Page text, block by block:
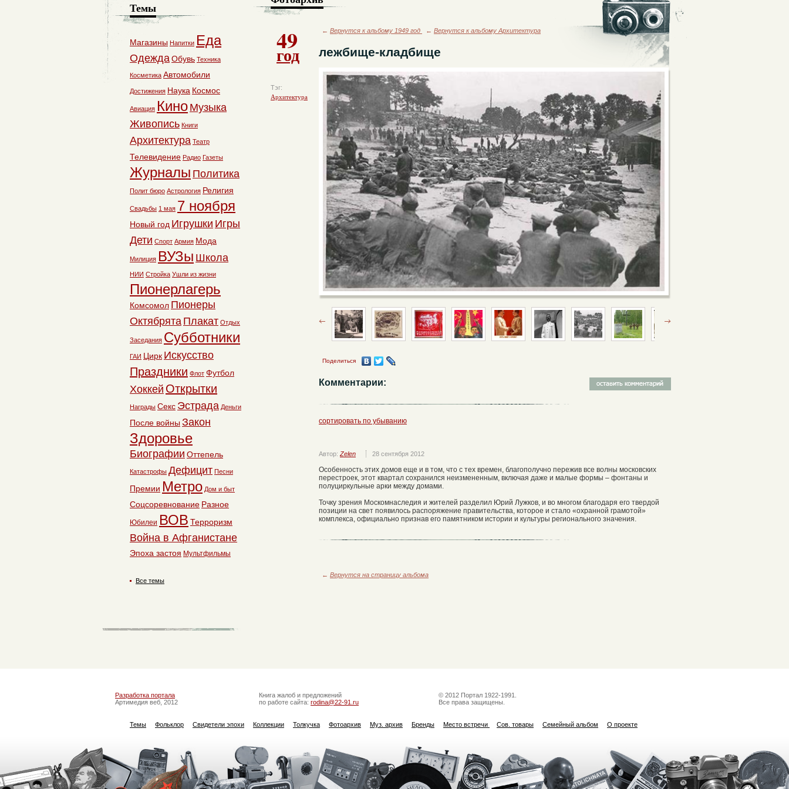
49
год
Тэг:
Архитектура
← Вернутся к альбому 1949 год ← Вернутся к альбому Архитектура
лежбище-кладбище
Поделиться
Комментарии:
сортировать по убыванию
Автор: Zelen 28 сентября 2012
Особенность этих домов еще и в том, что с тех времен, благополучно пережив все волны московских
перестроек, этот квартал сохранился неизмененным, включая даже и малые формы – фонтаны и
полуциркульные арки между домами.
Точку зрения Москомнаследия и жителей разделил Юрий Лужков, и во многом благодаря его твердой
позиции на свет появилось распоряжение правительства, которое и стало «охранной грамотой»
комплекса, официально признав его памятником истории и культуры регионального значения.
← Вернутся на страницу альбома
Темы
Магазины Напитки Еда
ОдеждаОбувь Техника
Косметика Автомобили
Достижения Наука Космос
Авиация Кино Музыка
Живопись Книги
Архитектура Театр
Телевидение Радио Газеты
Журналы Политика
Полит бюро Астрология Религия
Свадьбы 1 мая 7 ноября
Новый год Игрушки Игры
Дети Спорт Армия Мода
Милиция ВУЗы Школа
НИИ Стройка Ушли из жизни
Пионерлагерь
Комсомол Пионеры
Октябрята Плакат Отдых
Заседания Субботники
ГАИ Цирк Искусство
Праздники Флот Футбол
Хоккей Открытки
Награды Секс Эстрада Деньги
После войны Закон
Здоровье
Биографии Оттепель
Катастрофы Дефицит Песни
Премии Метро Дом и быт
Соцсоревнование Разное
Юбилеи ВОВ Терроризм
Война в Афганистане
Эпоха застоя Мультфильмы
Все темы
Разработка портала
Артимедия веб, 2012
Книга жалоб и предложений
по работе сайта: rodina@22-91.ru
© 2012 Портал 1922-1991.
Все права защищены.
Темы Фольклор Свидетели эпохи Коллекции Толкучка Фотоархив Муз. архив Бренды Место встречи Сов. товары Семейный альбом О проекте